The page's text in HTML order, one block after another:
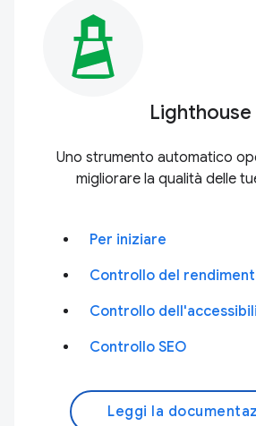
Lighthouse
Uno strumento automatico
migliorare la qualità delle
Per iniziare
Controllo del
Controllo
Controllo SEO
Leggi la